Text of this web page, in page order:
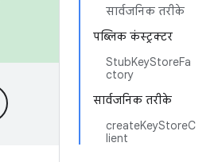
सार्वजनिक तरीके
पब्लिक कंस्ट्रक्टर
StubKeyStoreFa
ctory
सार्वजनिक तरीके
createKeyStoreC
lient